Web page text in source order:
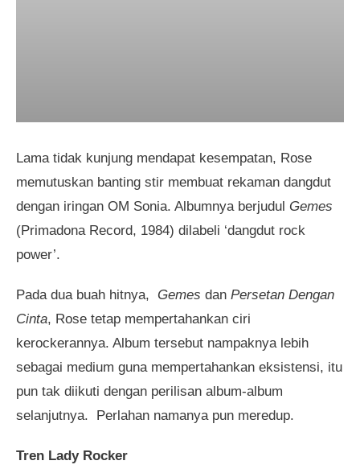
Lama tidak kunjung mendapat kesempatan, Rose
memutuskan banting stir membuat rekaman dangdut
dengan iringan OM Sonia. Albumnya berjudul Gemes
(Primadona Record, 1984) dilabeli ‘dangdut rock
power’.
Pada dua buah hitnya, Gemes dan Persetan Dengan
Cinta, Rose tetap mempertahankan ciri
kerockerannya. Album tersebut nampaknya lebih
sebagai medium guna mempertahankan eksistensi, itu
pun tak diikuti dengan perilisan album-album
selanjutnya. Perlahan namanya pun meredup.
Tren Lady Rocker